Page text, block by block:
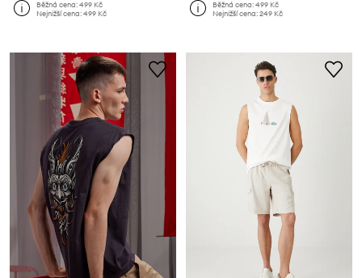
Běžná cena:499 Kč
Nejnižší cena:499 Kč
Běžná cena:499 Kč
Nejnižší cena:249 Kč